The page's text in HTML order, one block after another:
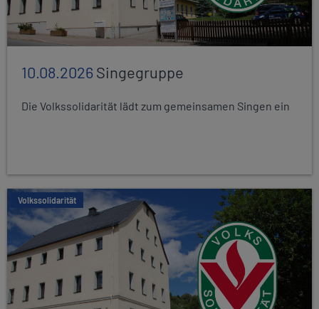
10.08.2026Singegruppe
Die Volkssolidarität lädt zum gemeinsamen Singen ein
Volkssolidarität